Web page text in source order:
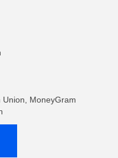
Union, MoneyGram